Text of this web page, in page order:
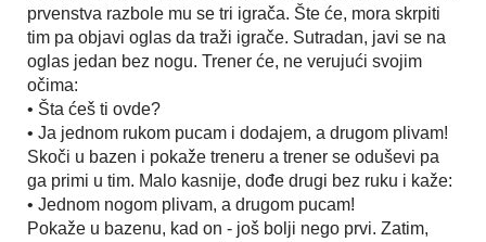
prvenstva razbole mu se tri igrača. Šte će, mora skrpiti
tim pa objavi oglas da traži igrače. Sutradan, javi se na
oglas jedan bez nogu. Trener će, ne verujući svojim
očima:
• Šta ćeš ti ovde?
• Ja jednom rukom pucam i dodajem, a drugom plivam!
Skoči u bazen i pokaže treneru a trener se oduševi pa
ga primi u tim. Malo kasnije, dođe drugi bez ruku i kaže:
• Jednom nogom plivam, a drugom pucam!
Pokaže u bazenu, kad on - još bolji nego prvi. Zatim,